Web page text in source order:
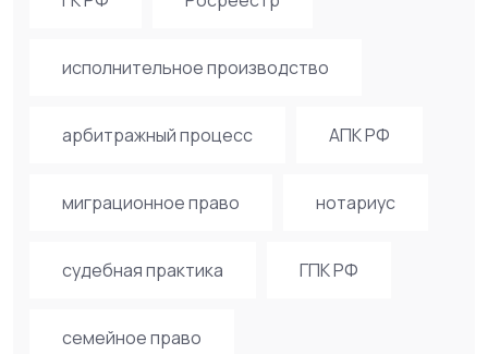
исполнительное производство
арбитражный процесс АПК РФ
миграционное право нотариус
судебная практика ГПК РФ
семейное право